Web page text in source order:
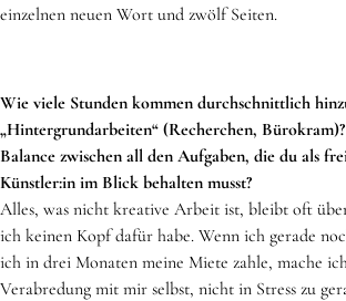
einzelnen neuen Wort und zwölf Seiten.
Wie viele Stunden kommen durchschnittlich
„Hintergrundarbeiten“ (Recherchen,
Balance zwischen all den Aufgaben, die du als
Künstler:in im Blick behalten musst?
Alles, was nicht kreative Arbeit ist, bleibt oft
ich keinen Kopf dafür habe. Wenn ich gerade
ich in drei Monaten meine Miete zahle, mache
Verabredung mit mir selbst, nicht in Stress zu